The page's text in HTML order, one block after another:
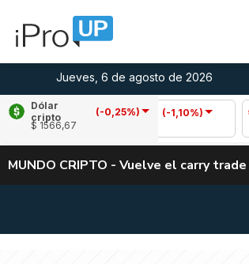
Jueves, 6 de agosto de 2026
Dólar
cripto
(-0,25%)
$ 1566,67
Cardano (-1,10%)
u$s 0,19
MUNDO CRIPTO - Vuelve el carry